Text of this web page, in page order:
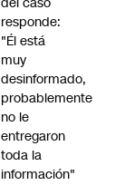
responde:
"Él está
muy
desinformado,
probablemente
no le
entregaron
toda la
información"